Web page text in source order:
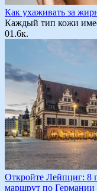
Как ухаживать за
Каждый тип кожи
01.6к.
Откройте Лейпциг: 8
маршрут по Германии